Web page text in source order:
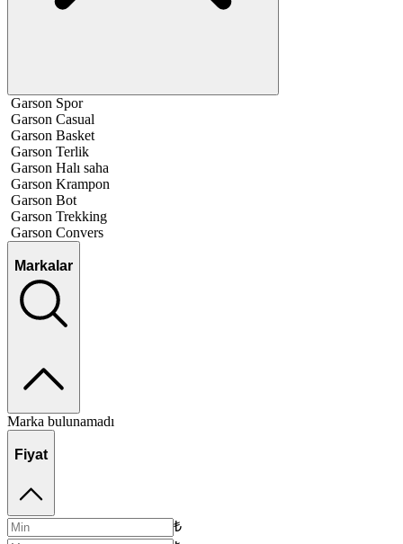
Garson Spor
Garson Casual
Garson Basket
Garson Terlik
Garson Halı saha
Garson Krampon
Garson Bot
Garson Trekking
Garson Convers
Markalar
Marka bulunamadı
Fiyat
₺